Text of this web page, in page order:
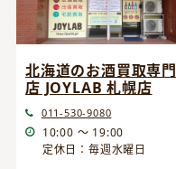
北海道のお酒買取専門
店 JOYLAB 札幌店
011-530-9080
10:00 ～ 19:00
定休日：毎週水曜日